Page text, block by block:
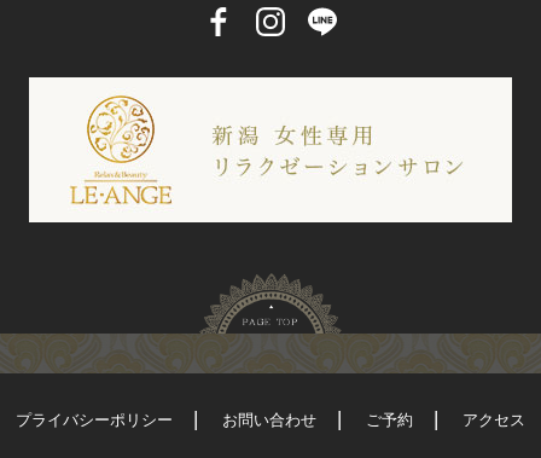
プライバシーポリシー お問い合わせ ご予約 アクセス